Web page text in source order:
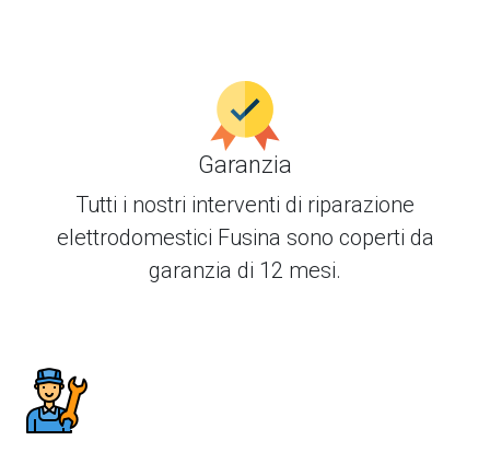
Garanzia
Tutti i nostri interventi di riparazione
elettrodomestici Fusina sono coperti da
garanzia di 12 mesi.